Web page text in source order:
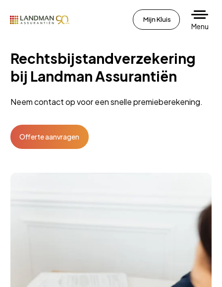
Mijn Kluis
Menu
Rechtsbijstandverzekering
bij Landman Assurantiën
Neem contact op voor een snelle premieberekening.
Offerte aanvragen